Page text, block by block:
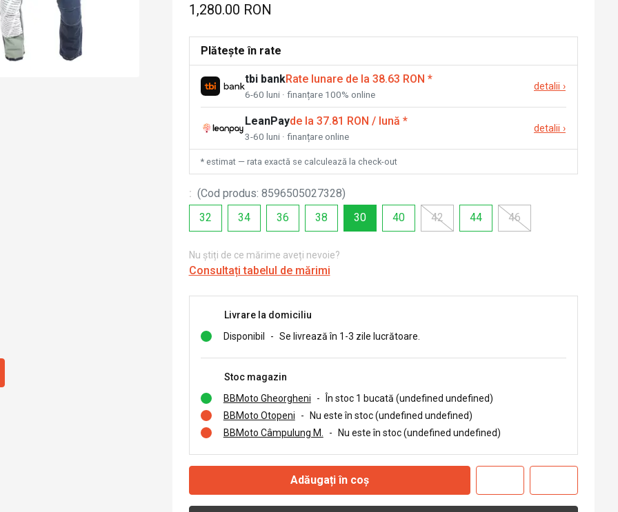
1,280.00 RON
Plătește în rate
tbi bankRate lunare de la 38.63 RON *
6-60 luni · finanțare 100% online
detalii ›
LeanPayde la 37.81 RON / lună *
3-60 luni · finanțare online
detalii ›
* estimat — rata exactă se calculează la check-out
: (Cod produs: 8596505027328)
32
34 36 38 30 40 42 44 46
Nu știți de ce mărime aveți nevoie?
Consultați tabelul de mărimi
Livrare la domiciliu
Disponibil
- Se livrează în 1-3 zile lucrătoare.
Stoc magazin
BBMoto Gheorgheni
-
În stoc 1 bucată (undefined undefined)
BBMoto Otopeni
-
Nu este în stoc (undefined undefined)
BBMoto Câmpulung M.
- Nu este în stoc (undefined undefined)
Adăugați în coș